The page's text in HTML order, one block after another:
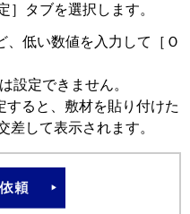
］タブを選択します。
、低い数値を入力して［Ｏ
設定できません。
ると、敷材を貼り付けた
差して表示されます。